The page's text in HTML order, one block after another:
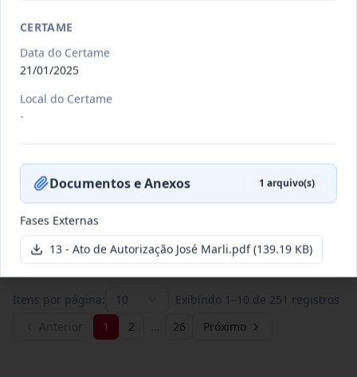
011/2026
Situação
007/2026
Concorrência
Contratação de empresa
especializada para pavimentação
em pa...
Itens por página: 10 Exibindo 1 –10 de 251 registros
1 2 … 26 Próximo
CERTAME
Data do Certame
21/01/2025
Local do Certame
-
Documentos e Anexos 1 arquivo(s)
Fases Externas
13 - Ato de Autorização José Marli.pdf(139.19 KB)